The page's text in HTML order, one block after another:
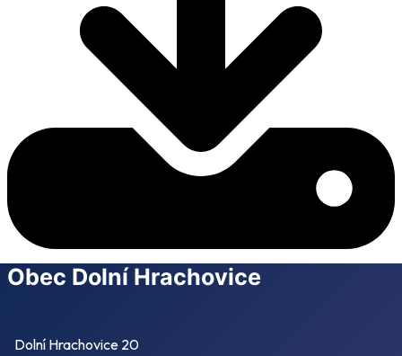
Obec Dolní Hrachovice
Dolní Hrachovice 20